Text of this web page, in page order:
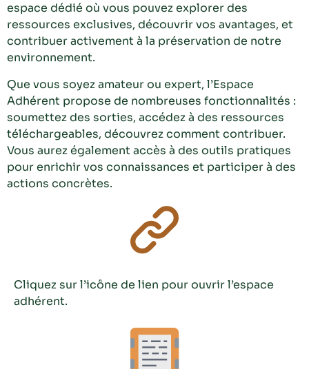
espace dédié où vous pouvez explorer des
ressources exclusives, découvrir vos avantages, et
contribuer activement à la préservation de notre
environnement.
Que vous soyez amateur ou expert, l’Espace
Adhérent propose de nombreuses fonctionnalités :
soumettez des sorties, accédez à des ressources
téléchargeables, découvrez comment contribuer.
Vous aurez également accès à des outils pratiques
pour enrichir vos connaissances et participer à des
actions concrètes.
Cliquez sur l’icône de lien pour ouvrir l’espace
adhérent.